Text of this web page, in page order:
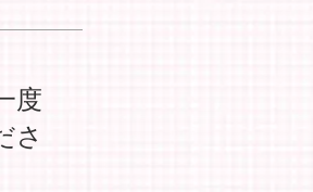
度
さ